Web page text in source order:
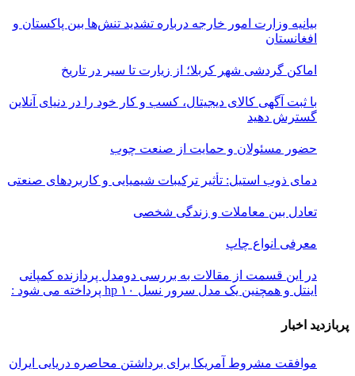
بیانیه وزارت امور خارجه درباره تشدید تنش‌ها بین پاکستان و
افغانستان
اماکن گردشی شهر کربلا؛ از زیارت تا سیر در تاریخ
با ثبت آگهی کالای دیجیتال، کسب و کار خود را در دنیای آنلاین
گسترش دهید
حضور مسئولان و حمایت از صنعت چوب
دمای ذوب استیل: تأثیر ترکیبات شیمیایی و کاربردهای صنعتی
تعادل بین معاملات و زندگی شخصی
معرفی انواع چاپ
در این قسمت از مقالات به بررسی دو‌مدل پردازنده کمپانی
اینتل و همچنین یک مدل سرور نسل ۱۰ hp پرداخته می شود :
پربازدید اخبار
موافقت مشروط آمریکا برای برداشتن محاصره دریایی ایران